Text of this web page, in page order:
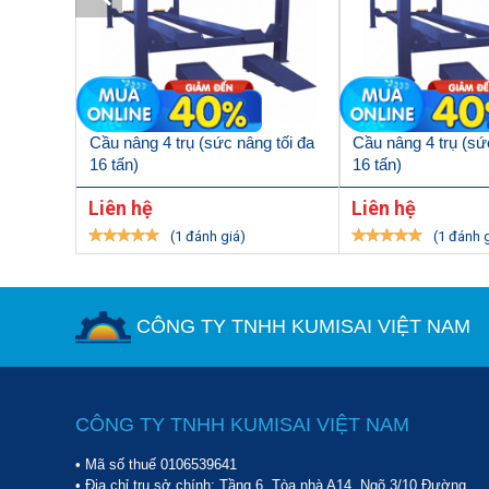
Phần nâng:Gồm bộ phận chấp hành sử dụng khí
Bộ phận an toàn:gồm có van khóa an toàn,
khóa tay nâng chống quay, bảo vệ chân 2 bên.
Cầu nâng 4 trụ (sức nâng tối đa
16 tấn)
Liên hệ
(1 đánh giá)
Cầu nâng 4 trụ
16 tấn)
Liên hệ
(1 đánh
CÔNG TY TNHH KUMISAI VIỆT NAM
CÔNG TY TNHH KUMISAI VIỆT NAM
• Mã số thuế 0106539641
• Địa chỉ trụ sở chính: Tầng 6, Tòa nhà A14, Ngõ 3/10 Đường